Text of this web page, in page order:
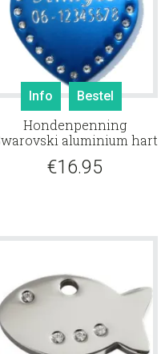
Info Bestel
Hondenpenning
aluminium hart
€16.95